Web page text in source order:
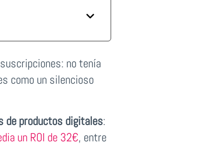
no tenía
como un silencioso
de productos digitales:
un ROI de 32€, entre